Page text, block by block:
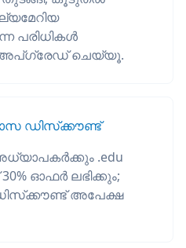
പരിധികൾ
ചെയ്യൂ.
ഡിസ്‌ക്കൗണ്ട്
.edu
ഓഫർ ലഭിക്കും;
അപേക്ഷ